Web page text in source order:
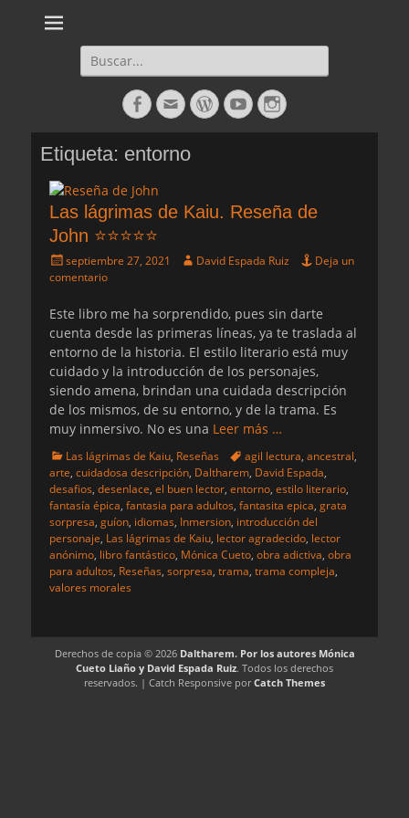
Cueto Liaño y
David Espada
Buscar:
Facebook
Correo
electrónico
WordPress
YouTubeInstagram
Etiqueta: entorno
Las lágrimas de Kaiu. Reseña de
John ⭐⭐⭐⭐⭐
Publicado
el
septiembre 27, 2021 AutorDavid Espada Ruiz
Deja un
comentario
Este libro me ha sorprendido, pues sin darte
cuenta desde las primeras líneas, ya te traslada al
entorno de la historia. El estilo literario está muy
cuidado y la introducción de los personajes,
siendo amena, brindan una cuidada descripción
de los mismos, de su entorno, y de la trama. Es
muy inmersivo. No es una Leer más …
Categorias
Las lágrimas de Kaiu, Reseñas Etiquetas
agil lectura, ancestral,
arte, cuidadosa descripción, Daltharem, David Espada,
desafios, desenlace, el buen lector, entorno, estilo literario,
fantasía épica, fantasia para adultos, fantasita epica, grata
sorpresa, guíon, idiomas, Inmersion, introducción del
personaje, Las lágrimas de Kaiu, lector agradecido, lector
anónimo, libro fantástico, Mónica Cueto, obra adictiva, obra
para adultos, Reseñas, sorpresa, trama, trama compleja,
valores morales
Derechos de copia © 2026 Daltharem. Por los autores Mónica
Cueto Liaño y David Espada Ruiz. Todos los derechos
reservados. | Catch Responsive porCatch Themes